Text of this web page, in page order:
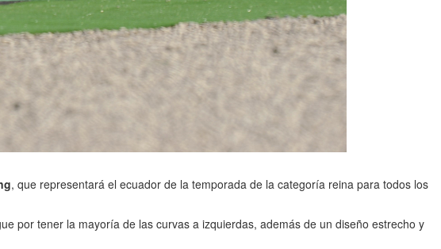
, que representará el ecuador de la temporada de la categoría reina para todos los
por tener la mayoría de las curvas a izquierdas, además de un diseño estrecho y